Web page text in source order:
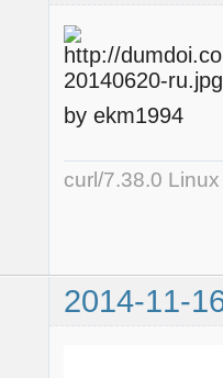
by ekm1994
curl/7.38.0
2014-11-